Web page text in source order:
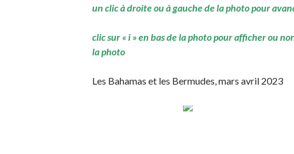
un clic à droite ou à gauche de la photo pour
clic sur « i » en bas de la photo pour afficher ou
la photo
Les Bahamas et les Bermudes, mars avril 2023